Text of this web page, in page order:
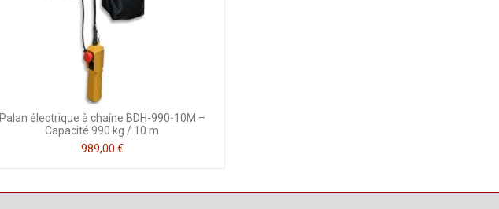
Palan électrique à chaîne BDH-990-10M –
Capacité 990 kg / 10 m
989,00 €